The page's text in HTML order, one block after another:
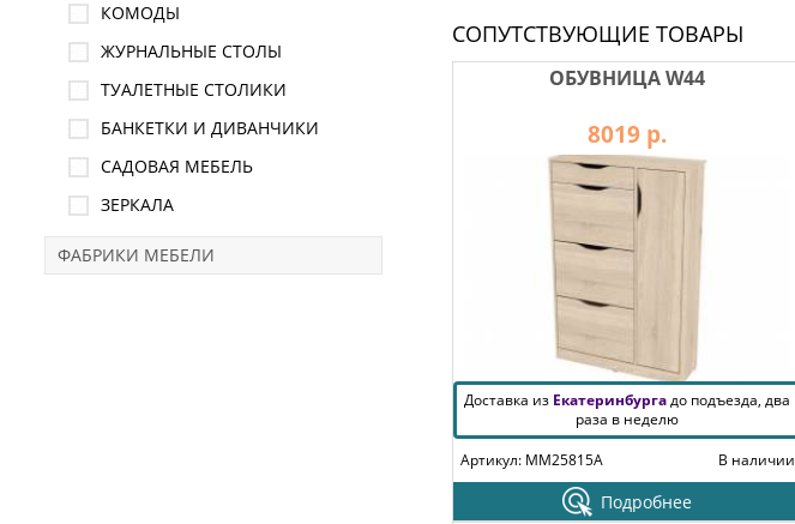
СОПУТСТВУЮЩИЕ ТОВАРЫ
ОБУВНИЦА W44
8019 р.
Доставка из Екатеринбургадо подъезда, два
раза в неделю
Артикул: MM25815A
В наличии
Подробнее
КОМОДЫ
ЖУРНАЛЬНЫЕ СТОЛЫ
ТУАЛЕТНЫЕ СТОЛИКИ
БАНКЕТКИ И ДИВАНЧИКИ
САДОВАЯ МЕБЕЛЬ
ЗЕРКАЛА
ФАБРИКИ МЕБЕЛИ